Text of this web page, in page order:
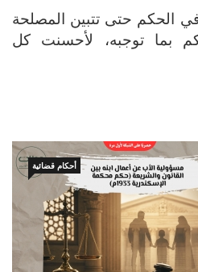
الحكم حتى تتبين المصلحة
بما توجبه، لأحسنت كل
أحكام قضائية